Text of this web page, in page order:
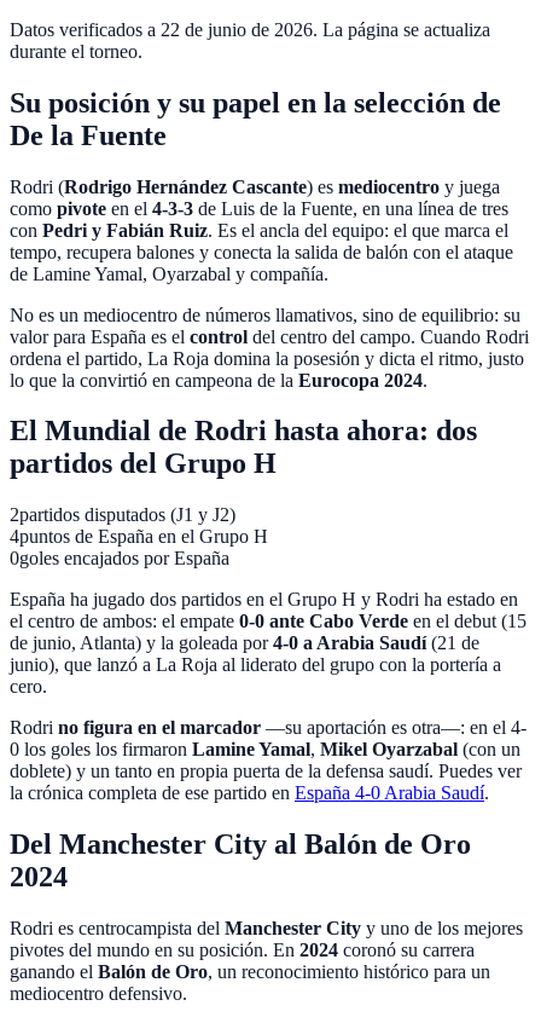
Datos verificados a 22 de junio de 2026. La página se actualiza
durante el torneo.
Su posición y su papel en la selección de
De la Fuente
Rodri (Rodrigo Hernández Cascante) es mediocentro y juega
como pivote en el 4-3-3 de Luis de la Fuente, en una línea de tres
con Pedri y Fabián Ruiz. Es el ancla del equipo: el que marca el
tempo, recupera balones y conecta la salida de balón con el ataque
de Lamine Yamal, Oyarzabal y compañía.
No es un mediocentro de números llamativos, sino de equilibrio: su
valor para España es el control del centro del campo. Cuando Rodri
ordena el partido, La Roja domina la posesión y dicta el ritmo, justo
lo que la convirtió en campeona de la Eurocopa 2024.
El Mundial de Rodri hasta ahora: dos
partidos del Grupo H
2partidos disputados (J1 y J2)
4puntos de España en el Grupo H
0goles encajados por España
España ha jugado dos partidos en el Grupo H y Rodri ha estado en
el centro de ambos: el empate 0-0 ante Cabo Verde en el debut (15
de junio, Atlanta) y la goleada por4-0 a Arabia Saudí(21 de
junio), que lanzó a La Roja al liderato del grupo con la portería a
cero.
Rodri no figura en el marcador —su aportación es otra—: en el 4-
0 los goles los firmaron Lamine Yamal, Mikel Oyarzabal (con un
doblete) y un tanto en propia puerta de la defensa saudí. Puedes ver
la crónica completa de ese partido en España 4-0 Arabia Saudí.
Del Manchester City al Balón de Oro
2024
Rodri es centrocampista del Manchester City y uno de los mejores
pivotes del mundo en su posición. En 2024 coronó su carrera
ganando el Balón de Oro, un reconocimiento histórico para un
mediocentro defensivo.